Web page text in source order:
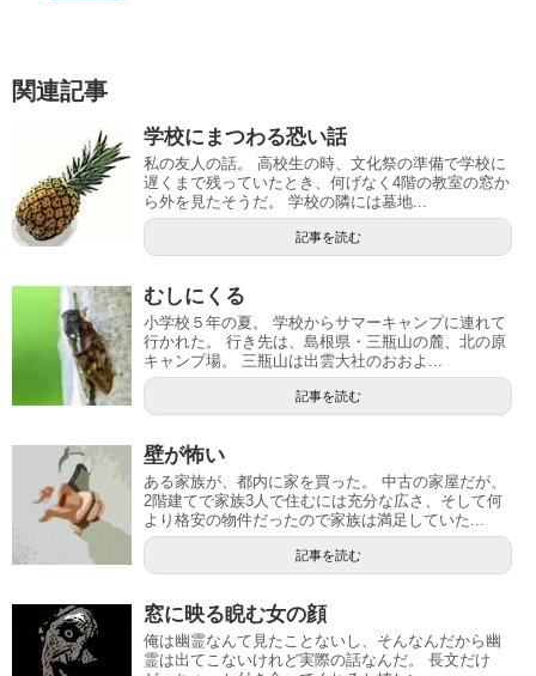
関連記事
学校にまつわる恐い話
私の友人の話。 高校生の時、文化祭の準備で学校に
遅くまで残っていたとき、何げなく4階の教室の窓か
ら外を見たそうだ。 学校の隣には墓地...
記事を読む
むしにくる
小学校５年の夏。 学校からサマーキャンプに連れて
行かれた。 行き先は、島根県・三瓶山の麓、北の原
キャンプ場。 三瓶山は出雲大社のおおよ...
記事を読む
壁が怖い
ある家族が、都内に家を買った。 中古の家屋だが、
2階建てで家族3人で住むには充分な広さ、そして何
より格安の物件だったので家族は満足していた...
記事を読む
窓に映る睨む女の顔
俺は幽霊なんて見たことないし、そんなんだから幽
霊は出てこないけれど実際の話なんだ。 長文だけ